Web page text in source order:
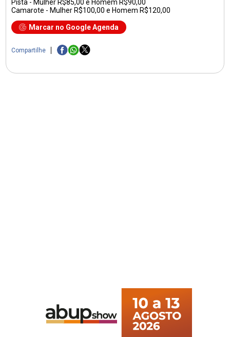
Pista - Mulher R$85,00 e Homem R$90,00
Camarote - Mulher R$100,00 e Homem R$120,00
Marcar no Google Agenda
Compartilhe